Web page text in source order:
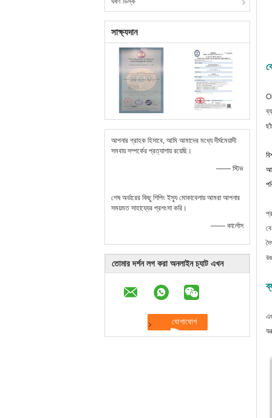
সাক্ষ্যদান
আপনার গ্রাহক হিসাবে, আমি আমাদের মধ্যে দীর্ঘমেয়াদী
সমবায় সম্পর্কের প্রত্যাশায় রয়েছি।
—— স্টিভ
শেষ অর্ডারের কিছু শিপিং ইস্যু মোকাবেলায় আমরা আপনার
সময়মত সাহায্যের প্রশংসা করি।
—— কার্লোস
তোমার দর্শন লগ করা অনলাইন চ্যাট এখন